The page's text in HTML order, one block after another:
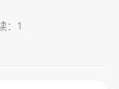
：1